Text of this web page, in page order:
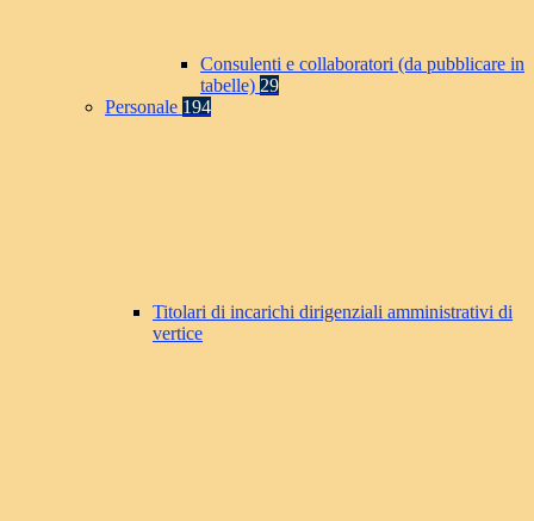
Consulenti e collaboratori (da pubblicare in
tabelle) 29
Personale 194
Titolari di incarichi dirigenziali amministrativi di
vertice